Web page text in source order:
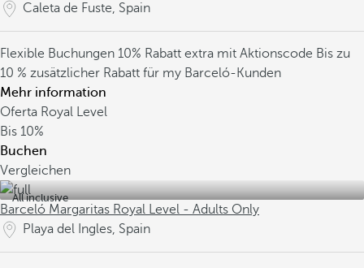
Caleta de Fuste, Spain
Flexible Buchungen 10% Rabatt extra mit Aktionscode Bis zu
10 % zusätzlicher Rabatt für my Barceló-Kunden
Mehr information
Oferta Royal Level
Bis 10%
Buchen
Vergleichen
All inclusive
Barceló Margaritas Royal Level - Adults Only
Playa del Ingles, Spain